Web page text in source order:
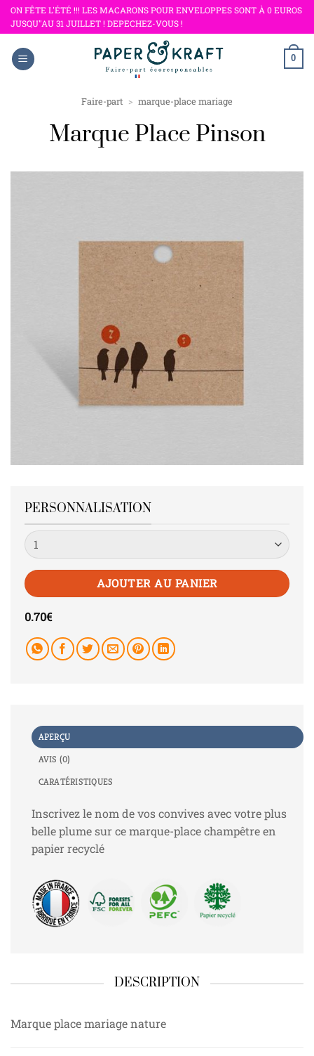
Passer
au
ON FÊTE L'ÉTÉ !!! LES MACARONS POUR ENVELOPPES SONT À 0 EUROS
JUSQU"AU 31 JUILLET ! DEPECHEZ-VOUS !
0
Faire-part > marque-place mariage
Marque Place Pinson
PERSONNALISATION
Quantité
AJOUTER AU PANIER
0.70€
APERÇU
AVIS (0)
CARATÉRISTIQUES
Inscrivez le nom de vos convives avec votre plus
belle plume sur ce marque-place champêtre en
papier recyclé
DESCRIPTION
Marque place mariage nature